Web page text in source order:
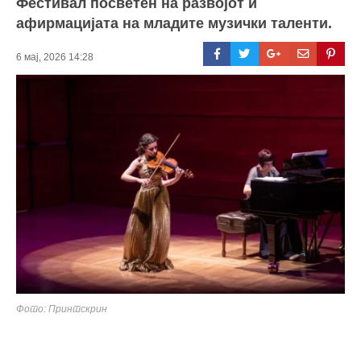
афирмацијата на младите музички таленти.
6 мај, 2026 14:28
Фото: Принтскрин